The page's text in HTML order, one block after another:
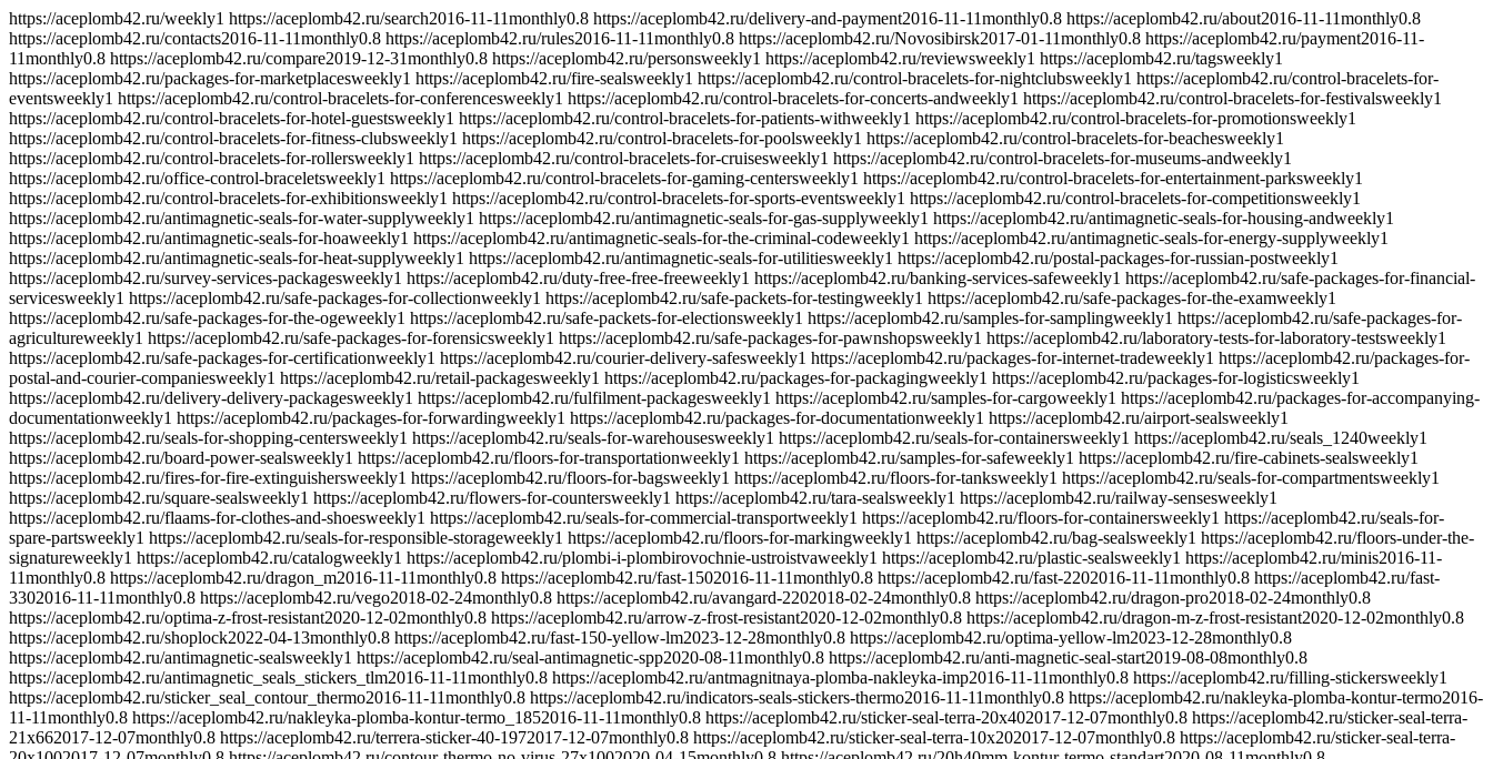
https://aceplomb42.ru/weekly1 https://aceplomb42.ru/search2016-11-11monthly0.8 https://aceplomb42.ru/delivery-and-payment2016-11-11monthly0.8 https://aceplomb42.ru/about2016-11-11monthly0.8
https://aceplomb42.ru/contacts2016-11-11monthly0.8 https://aceplomb42.ru/rules2016-11-11monthly0.8 https://aceplomb42.ru/Novosibirsk2017-01-11monthly0.8 https://aceplomb42.ru/payment2016-11-
11monthly0.8 https://aceplomb42.ru/compare2019-12-31monthly0.8 https://aceplomb42.ru/personsweekly1 https://aceplomb42.ru/reviewsweekly1 https://aceplomb42.ru/tagsweekly1
https://aceplomb42.ru/packages-for-marketplacesweekly1 https://aceplomb42.ru/fire-sealsweekly1 https://aceplomb42.ru/control-bracelets-for-nightclubsweekly1 https://aceplomb42.ru/control-bracelets-for-
eventsweekly1 https://aceplomb42.ru/control-bracelets-for-conferencesweekly1 https://aceplomb42.ru/control-bracelets-for-concerts-andweekly1 https://aceplomb42.ru/control-bracelets-for-festivalsweekly1
https://aceplomb42.ru/control-bracelets-for-hotel-guestsweekly1 https://aceplomb42.ru/control-bracelets-for-patients-withweekly1 https://aceplomb42.ru/control-bracelets-for-promotionsweekly1
https://aceplomb42.ru/control-bracelets-for-fitness-clubsweekly1 https://aceplomb42.ru/control-bracelets-for-poolsweekly1 https://aceplomb42.ru/control-bracelets-for-beachesweekly1
https://aceplomb42.ru/control-bracelets-for-rollersweekly1 https://aceplomb42.ru/control-bracelets-for-cruisesweekly1 https://aceplomb42.ru/control-bracelets-for-museums-andweekly1
https://aceplomb42.ru/office-control-braceletsweekly1 https://aceplomb42.ru/control-bracelets-for-gaming-centersweekly1 https://aceplomb42.ru/control-bracelets-for-entertainment-parksweekly1
https://aceplomb42.ru/control-bracelets-for-exhibitionsweekly1 https://aceplomb42.ru/control-bracelets-for-sports-eventsweekly1 https://aceplomb42.ru/control-bracelets-for-competitionsweekly1
https://aceplomb42.ru/antimagnetic-seals-for-water-supplyweekly1 https://aceplomb42.ru/antimagnetic-seals-for-gas-supplyweekly1 https://aceplomb42.ru/antimagnetic-seals-for-housing-andweekly1
https://aceplomb42.ru/antimagnetic-seals-for-hoaweekly1 https://aceplomb42.ru/antimagnetic-seals-for-the-criminal-codeweekly1 https://aceplomb42.ru/antimagnetic-seals-for-energy-supplyweekly1
https://aceplomb42.ru/antimagnetic-seals-for-heat-supplyweekly1 https://aceplomb42.ru/antimagnetic-seals-for-utilitiesweekly1 https://aceplomb42.ru/postal-packages-for-russian-postweekly1
https://aceplomb42.ru/survey-services-packagesweekly1 https://aceplomb42.ru/duty-free-free-freeweekly1 https://aceplomb42.ru/banking-services-safeweekly1 https://aceplomb42.ru/safe-packages-for-financial-
servicesweekly1 https://aceplomb42.ru/safe-packages-for-collectionweekly1 https://aceplomb42.ru/safe-packets-for-testingweekly1 https://aceplomb42.ru/safe-packages-for-the-examweekly1
https://aceplomb42.ru/safe-packages-for-the-ogeweekly1 https://aceplomb42.ru/safe-packets-for-electionsweekly1 https://aceplomb42.ru/samples-for-samplingweekly1 https://aceplomb42.ru/safe-packages-for-
agricultureweekly1 https://aceplomb42.ru/safe-packages-for-forensicsweekly1 https://aceplomb42.ru/safe-packages-for-pawnshopsweekly1 https://aceplomb42.ru/laboratory-tests-for-laboratory-testsweekly1
https://aceplomb42.ru/safe-packages-for-certificationweekly1 https://aceplomb42.ru/courier-delivery-safesweekly1 https://aceplomb42.ru/packages-for-internet-tradeweekly1 https://aceplomb42.ru/packages-for-
postal-and-courier-companiesweekly1 https://aceplomb42.ru/retail-packagesweekly1 https://aceplomb42.ru/packages-for-packagingweekly1 https://aceplomb42.ru/packages-for-logisticsweekly1
https://aceplomb42.ru/delivery-delivery-packagesweekly1 https://aceplomb42.ru/fulfilment-packagesweekly1 https://aceplomb42.ru/samples-for-cargoweekly1 https://aceplomb42.ru/packages-for-accompanying-
documentationweekly1 https://aceplomb42.ru/packages-for-forwardingweekly1 https://aceplomb42.ru/packages-for-documentationweekly1 https://aceplomb42.ru/airport-sealsweekly1
https://aceplomb42.ru/seals-for-shopping-centersweekly1 https://aceplomb42.ru/seals-for-warehousesweekly1 https://aceplomb42.ru/seals-for-containersweekly1 https://aceplomb42.ru/seals_1240weekly1
https://aceplomb42.ru/board-power-sealsweekly1 https://aceplomb42.ru/floors-for-transportationweekly1 https://aceplomb42.ru/samples-for-safeweekly1 https://aceplomb42.ru/fire-cabinets-sealsweekly1
https://aceplomb42.ru/fires-for-fire-extinguishersweekly1 https://aceplomb42.ru/floors-for-bagsweekly1 https://aceplomb42.ru/floors-for-tanksweekly1 https://aceplomb42.ru/seals-for-compartmentsweekly1
https://aceplomb42.ru/square-sealsweekly1 https://aceplomb42.ru/flowers-for-countersweekly1 https://aceplomb42.ru/tara-sealsweekly1 https://aceplomb42.ru/railway-sensesweekly1
https://aceplomb42.ru/flaams-for-clothes-and-shoesweekly1 https://aceplomb42.ru/seals-for-commercial-transportweekly1 https://aceplomb42.ru/floors-for-containersweekly1 https://aceplomb42.ru/seals-for-
spare-partsweekly1 https://aceplomb42.ru/seals-for-responsible-storageweekly1 https://aceplomb42.ru/floors-for-markingweekly1 https://aceplomb42.ru/bag-sealsweekly1 https://aceplomb42.ru/floors-under-the-
signatureweekly1 https://aceplomb42.ru/catalogweekly1 https://aceplomb42.ru/plombi-i-plombirovochnie-ustroistvaweekly1 https://aceplomb42.ru/plastic-sealsweekly1 https://aceplomb42.ru/minis2016-11-
11monthly0.8 https://aceplomb42.ru/dragon_m2016-11-11monthly0.8 https://aceplomb42.ru/fast-1502016-11-11monthly0.8 https://aceplomb42.ru/fast-2202016-11-11monthly0.8 https://aceplomb42.ru/fast-
3302016-11-11monthly0.8 https://aceplomb42.ru/vego2018-02-24monthly0.8 https://aceplomb42.ru/avangard-2202018-02-24monthly0.8 https://aceplomb42.ru/dragon-pro2018-02-24monthly0.8
https://aceplomb42.ru/optima-z-frost-resistant2020-12-02monthly0.8 https://aceplomb42.ru/arrow-z-frost-resistant2020-12-02monthly0.8 https://aceplomb42.ru/dragon-m-z-frost-resistant2020-12-02monthly0.8
https://aceplomb42.ru/shoplock2022-04-13monthly0.8 https://aceplomb42.ru/fast-150-yellow-lm2023-12-28monthly0.8 https://aceplomb42.ru/optima-yellow-lm2023-12-28monthly0.8
https://aceplomb42.ru/antimagnetic-sealsweekly1 https://aceplomb42.ru/seal-antimagnetic-spp2020-08-11monthly0.8 https://aceplomb42.ru/anti-magnetic-seal-start2019-08-08monthly0.8
https://aceplomb42.ru/antimagnetic_seals_stickers_tlm2016-11-11monthly0.8 https://aceplomb42.ru/antmagnitnaya-plomba-nakleyka-imp2016-11-11monthly0.8 https://aceplomb42.ru/filling-stickersweekly1
https://aceplomb42.ru/sticker_seal_contour_thermo2016-11-11monthly0.8 https://aceplomb42.ru/indicators-seals-stickers-thermo2016-11-11monthly0.8 https://aceplomb42.ru/nakleyka-plomba-kontur-termo2016-
11-11monthly0.8 https://aceplomb42.ru/nakleyka-plomba-kontur-termo_1852016-11-11monthly0.8 https://aceplomb42.ru/sticker-seal-terra-20x402017-12-07monthly0.8 https://aceplomb42.ru/sticker-seal-terra-
21x662017-12-07monthly0.8 https://aceplomb42.ru/terrera-sticker-40-1972017-12-07monthly0.8 https://aceplomb42.ru/sticker-seal-terra-10x202017-12-07monthly0.8 https://aceplomb42.ru/sticker-seal-terra-